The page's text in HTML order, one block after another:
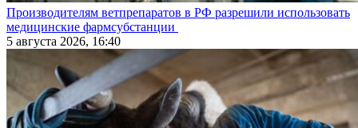
Производителям ветпрепаратов в РФ разрешили использовать
медицинские фармсубстанции
5 августа 2026, 16:40